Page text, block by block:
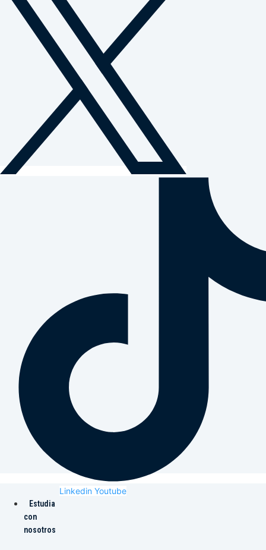
Linkedin Youtube
Estudia
con
nosotros